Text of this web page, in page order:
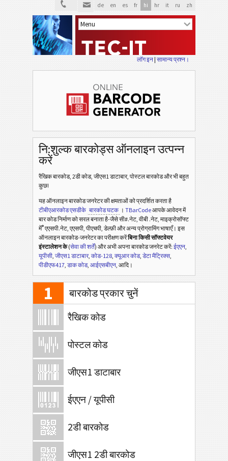
de en es fr hi hr it ru zh
लॉग इन|सामान्य प्रश्न।
नि:शुल्क बारकोड्स ऑनलाइन उत्पन्न
करें
रैखिक बारकोड, 2डी कोड, जीएस1 डाटाबार, पोस्टल बारकोड और भी बहुत
कुछ!
यह ऑनलाइन बारकोड जनरेटर की क्षमताओं को प्रदर्शित करता है
टीबीएआरकोड एसडीके बारकोड घटक ।TBarCodeआपके आवेदन में
बार कोड निर्माण को सरल बनाता है-जैसे सी#.नेट, वीबी .नेट, माइक्रोसॉफ्ट
में®एएसपी.नेट, एएसपी, पीएचपी, डेल्फ़ी और अन्य प्रोग्रामिंग भाषाएँ। इस
ऑनलाइन बारकोड-जनरेटर का परीक्षण करेंबिना किसी सॉफ्टवेयर
इंस्टालेशन के(सेवा की शर्तें) और अभी अपना बारकोड जनरेट करें: ईएएन,
यूपीसी, जीएस1 डाटाबार, कोड-128, क्यूआर कोड, डेटा मैट्रिक्स,
पीडीएफ417, डाक कोड, आईएसबीएन, आदि।
1 बारकोड प्रकार चुनें
रैखिक कोड
पोस्टल कोड
जीएस1 डाटाबार
ईएएन / यूपीसी
2डी बारकोड
जीएस1 2डी बारकोड